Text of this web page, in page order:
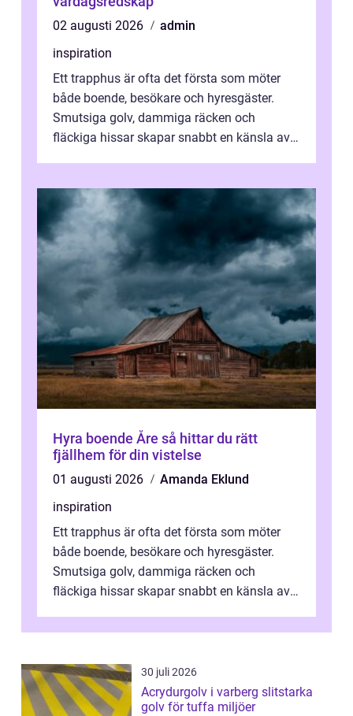
02 augusti 2026
admin
inspiration
Ett trapphus är ofta det första som möter
både boende, besökare och hyresgäster.
Smutsiga golv, dammiga räcken och
fläckiga hissar skapar snabbt en känsla av
Hyra boende Åre så hittar du rätt
fjällhem för din vistelse
01 augusti 2026
Amanda Eklund
inspiration
Ett trapphus är ofta det första som möter
både boende, besökare och hyresgäster.
Smutsiga golv, dammiga räcken och
fläckiga hissar skapar snabbt en känsla av
omtan...
30 juli 2026
Acrydurgolv i varberg slitstarka
golv för tuffa miljöer